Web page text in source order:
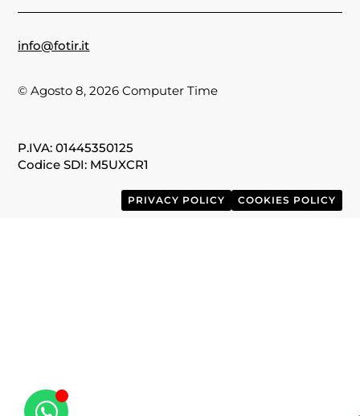
info@fotir.it
© Agosto 8, 2026 Computer Time
P.IVA: 01445350125
Codice SDI: M5UXCR1
PRIVACY POLICY COOKIES POLICY